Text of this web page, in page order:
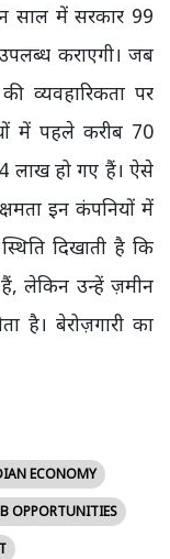
साल में सरकार 99
कराएगी। जब
व्यवहारिकता पर
में पहले करीब 70
लाख हो गए हैं। ऐसे
इन कंपनियों में
दिखाती है कि
हैं, लेकिन उन्हें ज़मीन
है। बेरोज़गारी का
ECONOMY
OPPORTUNITIES